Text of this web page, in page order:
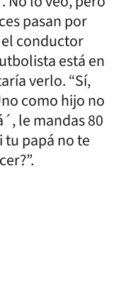
pasan por
el conductor
está en
verlo. “Sí,
como hijo no
le mandas 80
tu papá no te